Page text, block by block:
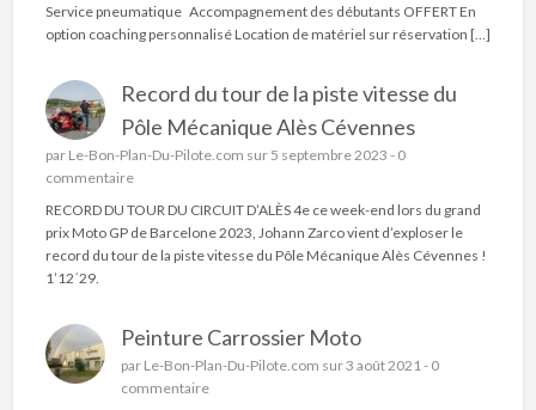
Service pneumatique Accompagnement des débutants OFFERT En
option coaching personnalisé Location de matériel sur réservation […]
Record du tour de la piste vitesse du
Pôle Mécanique Alès Cévennes
par Le-Bon-Plan-Du-Pilote.com sur 5 septembre 2023 - 0
commentaire
RECORD DU TOUR DU CIRCUIT D’ALÈS 4e ce week-end lors du grand
prix Moto GP de Barcelone 2023, Johann Zarco vient d’exploser le
record du tour de la piste vitesse du Pôle Mécanique Alès Cévennes !
1’12´29.
Peinture Carrossier Moto
par Le-Bon-Plan-Du-Pilote.com sur 3 août 2021 - 0
commentaire